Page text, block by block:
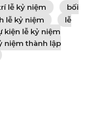
lễ kỷ niệm
bối
lễ kỷ niệm
lễ
kiện lễ kỷ niệm
niệm thành lập